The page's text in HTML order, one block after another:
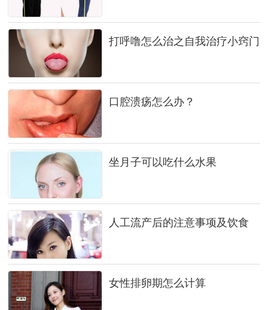
打呼噜怎么治之自我治疗小窍门
口腔溃疡怎么办？
坐月子可以吃什么水果
人工流产后的注意事项及饮食
女性排卵期怎么计算